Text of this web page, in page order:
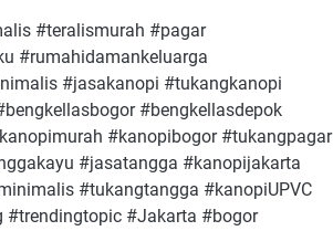
#teralismurah #pagar
#rumahidamankeluarga
#jasakanopi #tukangkanopi
#bengkellasdepok
#kanopibogor #tukangpagar
#jasatangga #kanopijakarta
#tukangtangga #kanopiUPVC
#Jakarta #bogor